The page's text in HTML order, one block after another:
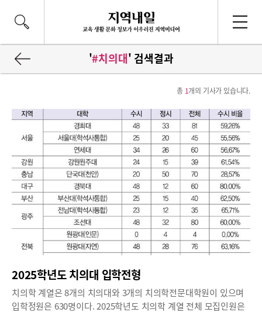
'#치의대' 검색결과
총 1개의 기사가 있습니다.
2025학년도 치의대 입학전형
치의학 계열은 8개의 치의대와 3개의 치의학전문대학원이 있으며
입학정원은 630명이다. 2025학년도 치의학 계열 전체 모집인원은